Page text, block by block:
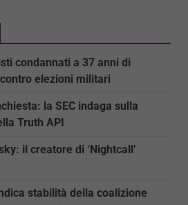
condannati a 37 anni di
elezioni militari
la SEC indaga sulla
Truth API
il creatore di ‘Nightcall’
stabilità della coalizione